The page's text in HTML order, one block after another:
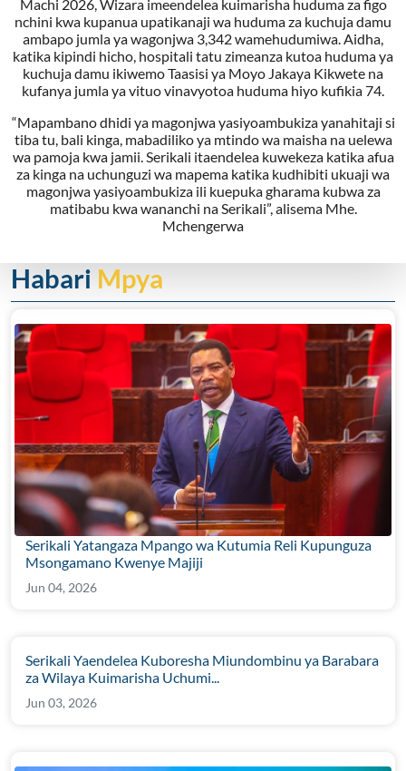
Machi 2026, Wizara imeendelea kuimarisha huduma za figo
nchini kwa kupanua upatikanaji wa huduma za kuchuja damu
ambapo jumla ya wagonjwa 3,342 wamehudumiwa. Aidha,
katika kipindi hicho, hospitali tatu zimeanza kutoa huduma ya
kuchuja damu ikiwemo Taasisi ya Moyo Jakaya Kikwete na
kufanya jumla ya vituo vinavyotoa huduma hiyo kufikia 74.
“Mapambano dhidi ya magonjwa yasiyoambukiza yanahitaji si
tiba tu, bali kinga, mabadiliko ya mtindo wa maisha na uelewa
wa pamoja kwa jamii. Serikali itaendelea kuwekeza katika afua
za kinga na uchunguzi wa mapema katika kudhibiti ukuaji wa
magonjwa yasiyoambukiza ili kuepuka gharama kubwa za
matibabu kwa wananchi na Serikali”, alisema Mhe.
Mchengerwa
Habari Mpya
Serikali Yatangaza Mpango wa Kutumia Reli Kupunguza
Msongamano Kwenye Majiji
Jun 04, 2026
Serikali Yaendelea Kuboresha Miundombinu ya Barabara
za Wilaya Kuimarisha Uchumi...
Jun 03, 2026